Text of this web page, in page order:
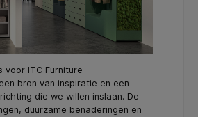
voor ITC Furniture -
bron van inspiratie en een
die we willen inslaan. De
duurzame benaderingen en